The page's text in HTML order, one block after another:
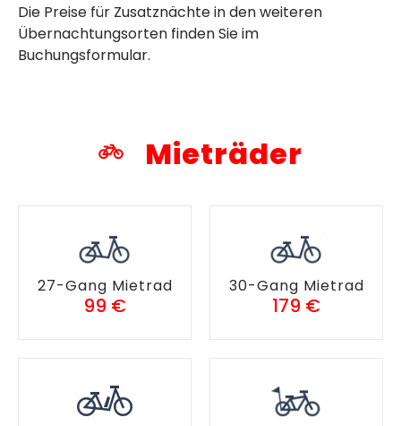
Die Preise für Zusatznächte in den weiteren
Übernachtungsorten finden Sie im
Buchungsformular.
Mieträder
27-Gang Mietrad
99 €
30-Gang Mietrad
179 €